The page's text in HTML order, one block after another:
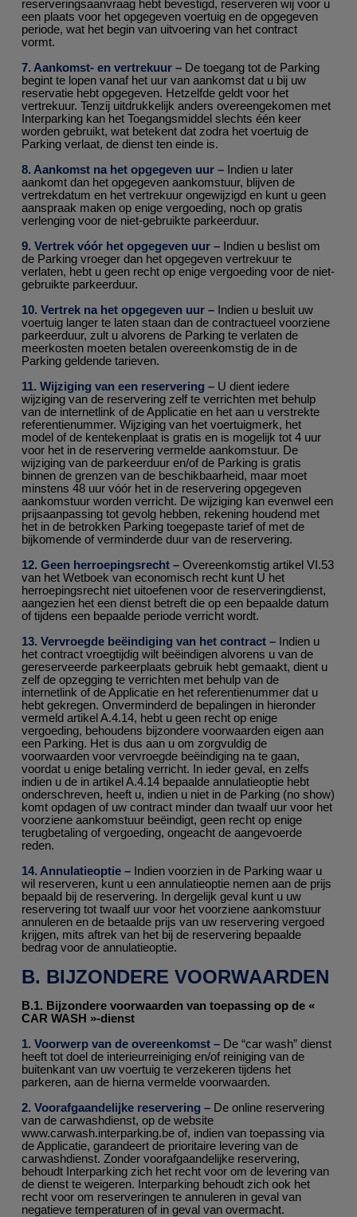
reserveringsaanvraag hebt bevestigd, reserveren wij voor u
een plaats voor het opgegeven voertuig en de opgegeven
periode, wat het begin van uitvoering van het contract
vormt.
7. Aankomst- en vertrekuur – De toegang tot de Parking
begint te lopen vanaf het uur van aankomst dat u bij uw
reservatie hebt opgegeven. Hetzelfde geldt voor het
vertrekuur. Tenzij uitdrukkelijk anders overeengekomen met
Interparking kan het Toegangsmiddel slechts één keer
worden gebruikt, wat betekent dat zodra het voertuig de
Parking verlaat, de dienst ten einde is.
8. Aankomst na het opgegeven uur – Indien u later
aankomt dan het opgegeven aankomstuur, blijven de
vertrekdatum en het vertrekuur ongewijzigd en kunt u geen
aanspraak maken op enige vergoeding, noch op gratis
verlenging voor de niet-gebruikte parkeerduur.
9. Vertrek vóór het opgegeven uur – Indien u beslist om
de Parking vroeger dan het opgegeven vertrekuur te
verlaten, hebt u geen recht op enige vergoeding voor de niet-
gebruikte parkeerduur.
10. Vertrek na het opgegeven uur – Indien u besluit uw
voertuig langer te laten staan dan de contractueel voorziene
parkeerduur, zult u alvorens de Parking te verlaten de
meerkosten moeten betalen overeenkomstig de in de
Parking geldende tarieven.
11. Wijziging van een reservering – U dient iedere
wijziging van de reservering zelf te verrichten met behulp
van de internetlink of de Applicatie en het aan u verstrekte
referentienummer. Wijziging van het voertuigmerk, het
model of de kentekenplaat is gratis en is mogelijk tot 4 uur
voor het in de reservering vermelde aankomstuur. De
wijziging van de parkeerduur en/of de Parking is gratis
binnen de grenzen van de beschikbaarheid, maar moet
minstens 48 uur vóór het in de reservering opgegeven
aankomstuur worden verricht. De wijziging kan evenwel een
prijsaanpassing tot gevolg hebben, rekening houdend met
het in de betrokken Parking toegepaste tarief of met de
bijkomende of verminderde duur van de reservering.
12. Geen herroepingsrecht – Overeenkomstig artikel VI.53
van het Wetboek van economisch recht kunt U het
herroepingsrecht niet uitoefenen voor de reserveringdienst,
aangezien het een dienst betreft die op een bepaalde datum
of tijdens een bepaalde periode verricht wordt.
13. Vervroegde beëindiging van het contract – Indien u
het contract vroegtijdig wilt beëindigen alvorens u van de
gereserveerde parkeerplaats gebruik hebt gemaakt, dient u
zelf de opzegging te verrichten met behulp van de
internetlink of de Applicatie en het referentienummer dat u
hebt gekregen. Onverminderd de bepalingen in hieronder
vermeld artikel A.4.14, hebt u geen recht op enige
vergoeding, behoudens bijzondere voorwaarden eigen aan
een Parking. Het is dus aan u om zorgvuldig de
voorwaarden voor vervroegde beëindiging na te gaan,
voordat u enige betaling verricht. In ieder geval, en zelfs
indien u de in artikel A.4.14 bepaalde annulatieoptie hebt
onderschreven, heeft u, indien u niet in de Parking (no show)
komt opdagen of uw contract minder dan twaalf uur voor het
voorziene aankomstuur beëindigt, geen recht op enige
terugbetaling of vergoeding, ongeacht de aangevoerde
reden.
14. Annulatieoptie – Indien voorzien in de Parking waar u
wil reserveren, kunt u een annulatieoptie nemen aan de prijs
bepaald bij de reservering. In dergelijk geval kunt u uw
reservering tot twaalf uur voor het voorziene aankomstuur
annuleren en de betaalde prijs van uw reservering vergoed
krijgen, mits aftrek van het bij de reservering bepaalde
bedrag voor de annulatieoptie.
B. BIJZONDERE VOORWAARDEN
B.1. Bijzondere voorwaarden van toepassing op de «
CAR WASH »-dienst
1. Voorwerp van de overeenkomst – De “car wash” dienst
heeft tot doel de interieurreiniging en/of reiniging van de
buitenkant van uw voertuig te verzekeren tijdens het
parkeren, aan de hierna vermelde voorwaarden.
2. Voorafgaandelijke reservering – De online reservering
van de carwashdienst, op de website
www.carwash.interparking.be of, indien van toepassing via
de Applicatie, garandeert de prioritaire levering van de
carwashdienst. Zonder voorafgaandelijke reservering,
behoudt Interparking zich het recht voor om de levering van
de dienst te weigeren. Interparking behoudt zich ook het
recht voor om reserveringen te annuleren in geval van
negatieve temperaturen of in geval van overmacht.